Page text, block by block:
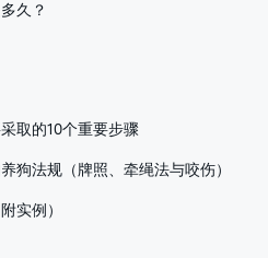
久？
取的10个重要步骤
狗法规（牌照、牵绳法与咬伤）
实例）